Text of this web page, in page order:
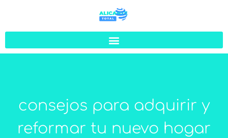
consejos para adquirir y
reformar tu nuevo hogar